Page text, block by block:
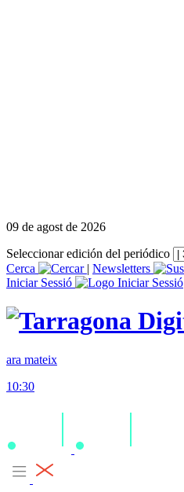
09 de agost de 2026
Seleccionar edición del periódico
Cerca
| Newsletters
Iniciar Sessió
ara mateix
10:30